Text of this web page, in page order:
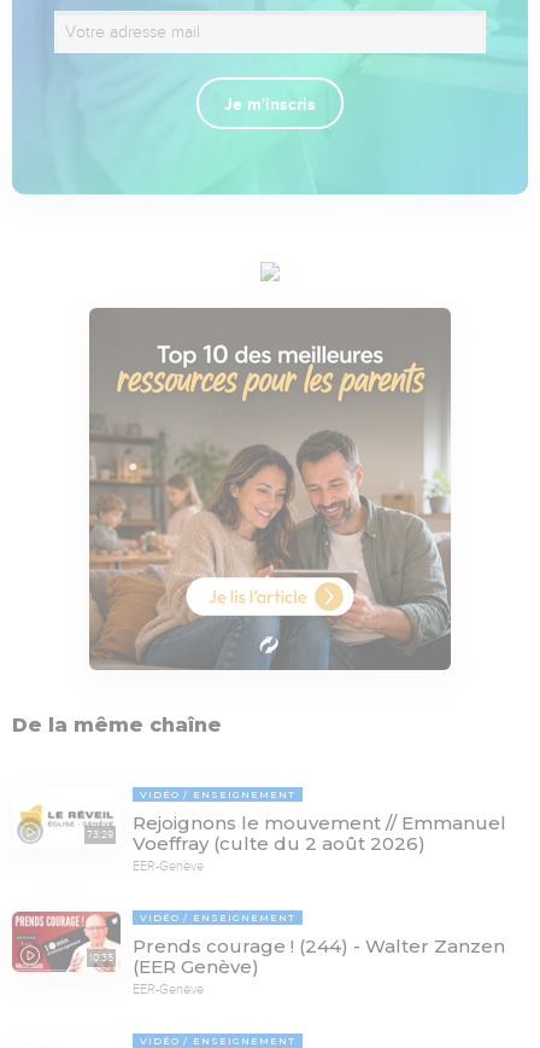
Je m'inscris
De la même chaîne
73:29
VIDÉO ENSEIGNEMENT
Rejoignons le mouvement // Emmanuel
Voeffray (culte du 2 août 2026)
EER-Genève
10:35
VIDÉO ENSEIGNEMENT
Prends courage ! (244) - Walter Zanzen
(EER Genève)
EER-Genève
VIDÉO ENSEIGNEMENT